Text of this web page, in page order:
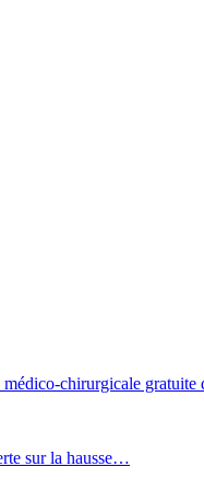
chirurgicale gratuite
sur la hausse…